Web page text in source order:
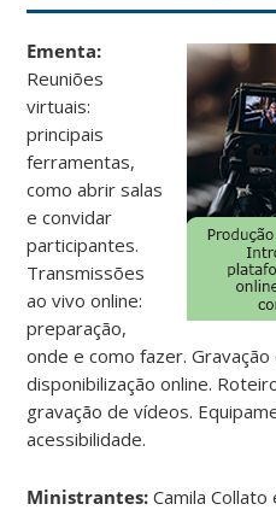
Ementa:
Reuniões
virtuais:
principais
ferramentas,
como abrir salas
e convidar
participantes.
Transmissões
ao vivo online:
preparação,
onde e como fazer.
disponibilização online.
gravação de vídeos.
acessibilidade.
Ministrantes: Camila